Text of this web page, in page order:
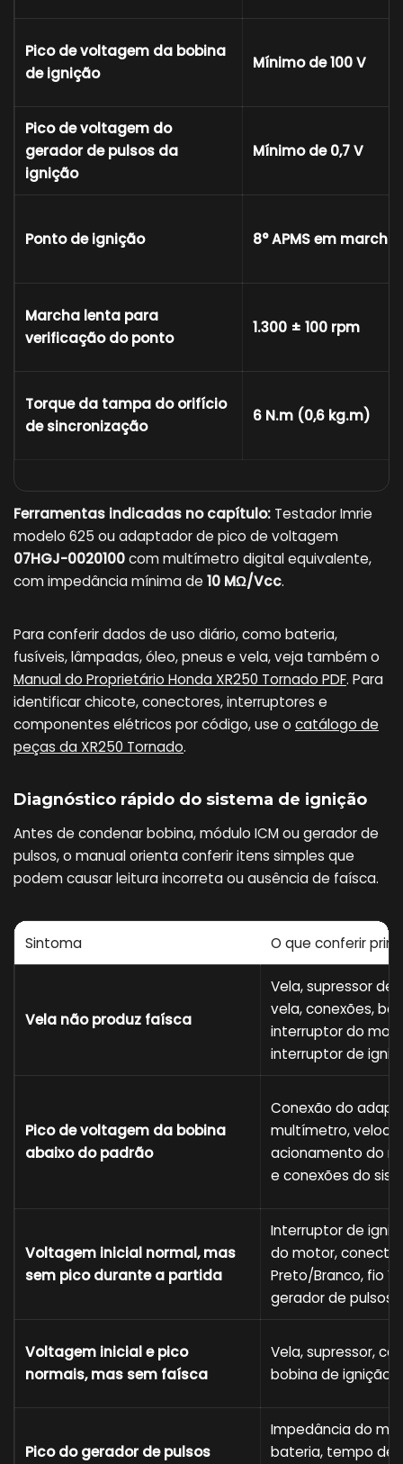
Pico de voltagem da bobina
de ignição
Mínimo de 100 V
Pico de voltagem do
gerador de pulsos da
ignição
Mínimo de 0,7 V
Ponto de ignição 8° APMS em
Marcha lenta para
verificação do ponto
1.300 ± 100 rpm
Torque da tampa do orifício
de sincronização
6 N.m (0,6 kg.m)
Ferramentas indicadas no capítulo: Testador Imrie
modelo 625 ou adaptador de pico de voltagem
07HGJ-0020100com multímetro digital equivalente,
com impedância mínima de 10 MΩ/Vcc.
Para conferir dados de uso diário, como bateria,
fusíveis, lâmpadas, óleo, pneus e vela, veja também o
Manual do Proprietário Honda XR250 Tornado PDF. Para
identificar chicote, conectores, interruptores e
componentes elétricos por código, use o catálogo de
peças da XR250 Tornado.
Diagnóstico rápido do sistema de ignição
Antes de condenar bobina, módulo ICM ou gerador de
pulsos, o manual orienta conferir itens simples que
podem causar leitura incorreta ou ausência de faísca.
Sintoma O que conferir
Vela não produz faísca
Vela, supressor de
vela, conexões,
interruptor do
interruptor de
Pico de voltagem da bobina
abaixo do padrão
Conexão do
multímetro,
acionamento do
e conexões do
Voltagem inicial normal, mas
sem pico durante a partida
Interruptor de
do motor, conector
Preto/Branco, fio
gerador de pulsos.
Voltagem inicial e pico
normais, mas sem faísca
Vela, supressor,
bobina de ignição
Pico do gerador de pulsos
Impedância do
bateria, tempo de